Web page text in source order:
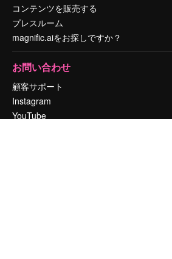
コンテンツを販売する
プレスルーム
magnific.aiをお探しですか？
お問い合わせ
顧客サポート
Instagram
YouTube